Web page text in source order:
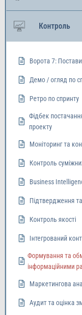
Контроль
Ворота 7:
Демо / огляд по
Ретро по спринту
Фідбек
проекту
Моніторинг та
Контроль
Business
Підтвердження
Контроль якості
Інтегрований
Формування та
інформаційними
Маркетингова
Аудит та оцінка